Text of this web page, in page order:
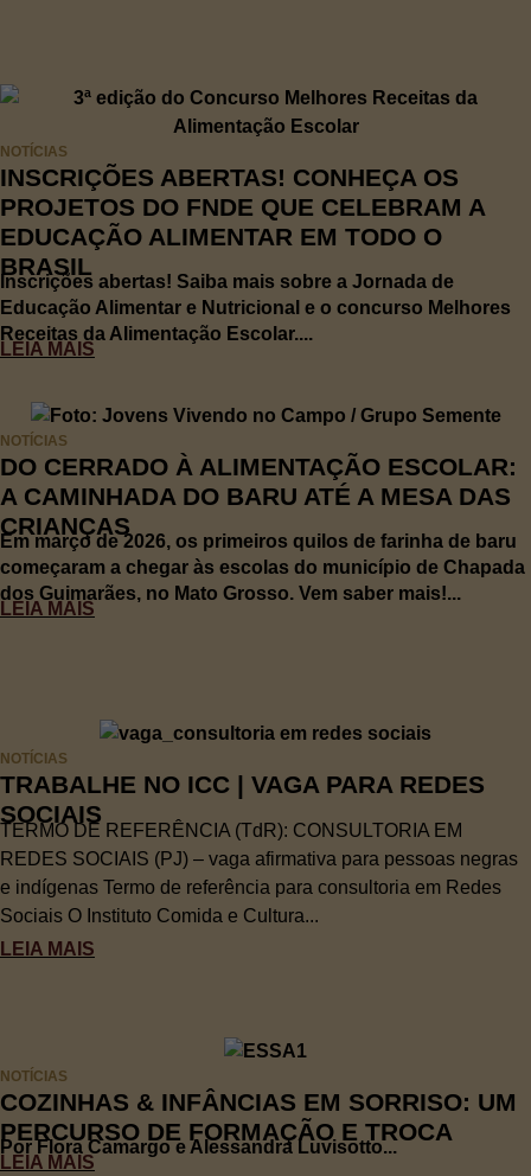
NOTÍCIAS
INSCRIÇÕES ABERTAS! CONHEÇA OS
PROJETOS DO FNDE QUE CELEBRAM A
EDUCAÇÃO ALIMENTAR EM TODO O
BRASIL
Inscrições abertas! Saiba mais sobre a Jornada de
Educação Alimentar e Nutricional e o concurso Melhores
Receitas da Alimentação Escolar....
LEIA MAIS
NOTÍCIAS
DO CERRADO À ALIMENTAÇÃO ESCOLAR:
A CAMINHADA DO BARU ATÉ A MESA DAS
CRIANÇAS
Em março de 2026, os primeiros quilos de farinha de baru
começaram a chegar às escolas do município de Chapada
dos Guimarães, no Mato Grosso. Vem saber mais!...
LEIA MAIS
NOTÍCIAS
TRABALHE NO ICC | VAGA PARA REDES
SOCIAIS
TERMO DE REFERÊNCIA (TdR): CONSULTORIA EM
REDES SOCIAIS (PJ) – vaga afirmativa para pessoas negras
e indígenas Termo de referência para consultoria em Redes
Sociais O Instituto Comida e Cultura...
LEIA MAIS
NOTÍCIAS
COZINHAS & INFÂNCIAS EM SORRISO: UM
PERCURSO DE FORMAÇÃO E TROCA
Por Flora Camargo e Alessandra Luvisotto...
LEIA MAIS